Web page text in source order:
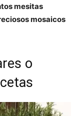
mesitas
mosaicos
o